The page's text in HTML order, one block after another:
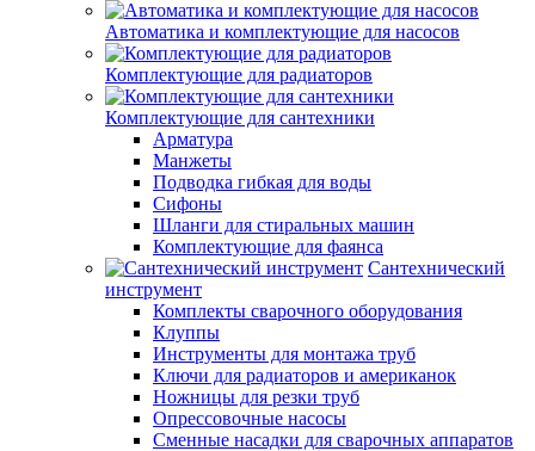
Автоматика и комплектующие для насосов
Комплектующие для радиаторов
Комплектующие для сантехники
Арматура
Манжеты
Подводка гибкая для воды
Сифоны
Шланги для стиральных машин
Комплектующие для фаянса
Сантехнический
инструмент
Комплекты сварочного оборудования
Клуппы
Инструменты для монтажа труб
Ключи для радиаторов и американок
Ножницы для резки труб
Опрессовочные насосы
Сменные насадки для сварочных аппаратов